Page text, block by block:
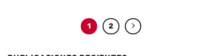
1 2